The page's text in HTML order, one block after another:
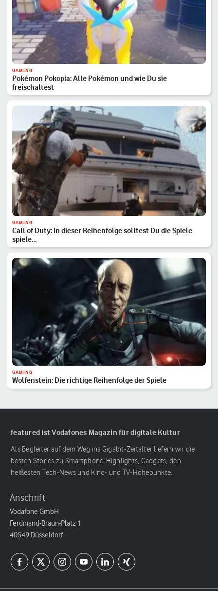
GAMING
Pokémon Pokopia: Alle Pokémon und wie Du sie
freischaltest
GAMING
Call of Duty: In dieser Reihenfolge solltest Du die Spiele
spiele…
GAMING
Wolfenstein: Die richtige Reihenfolge der Spiele
featured ist Vodafones Magazin für digitale Kultur
Als Begleiter auf dem Weg ins Gigabit-Zeitalter liefern wir die
besten Stories zu Smartphone-Highlights, Gadgets, den
heißesten Tech-News und Kino- und TV-Höhepunkte.
Anschrift
Vodafone GmbH
Ferdinand-Braun-Platz 1
40549 Düsseldorf